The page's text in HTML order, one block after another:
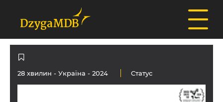
28 хвилин - Україна - 2024 Статус